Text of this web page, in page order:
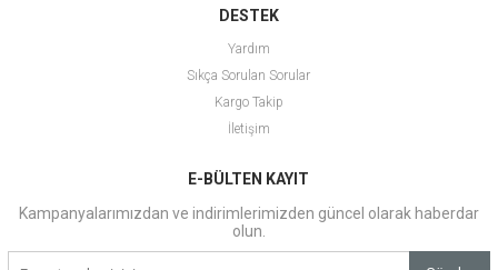
DESTEK
Yardım
Sıkça Sorulan Sorular
Kargo Takip
İletişim
E-BÜLTEN KAYIT
Kampanyalarımızdan ve indirimlerimizden güncel olarak haberdar
olun.